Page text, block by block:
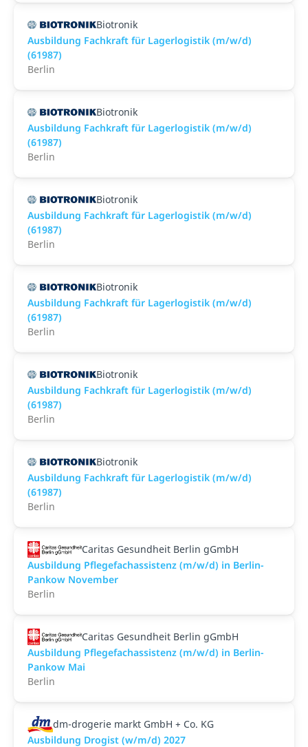
Biotronik
Ausbildung Fachkraft für Lagerlogistik (m/w/d)
(61987)
Berlin
Biotronik
Ausbildung Fachkraft für Lagerlogistik (m/w/d)
(61987)
Berlin
Biotronik
Ausbildung Fachkraft für Lagerlogistik (m/w/d)
(61987)
Berlin
Biotronik
Ausbildung Fachkraft für Lagerlogistik (m/w/d)
(61987)
Berlin
Biotronik
Ausbildung Fachkraft für Lagerlogistik (m/w/d)
(61987)
Berlin
Biotronik
Ausbildung Fachkraft für Lagerlogistik (m/w/d)
(61987)
Berlin
Caritas Gesundheit Berlin gGmbH
Ausbildung Pflegefachassistenz (m/w/d) in Berlin-
Pankow November
Berlin
Caritas Gesundheit Berlin gGmbH
Ausbildung Pflegefachassistenz (m/w/d) in Berlin-
Pankow Mai
Berlin
dm-drogerie markt GmbH + Co. KG
Ausbildung Drogist (w/m/d) 2027